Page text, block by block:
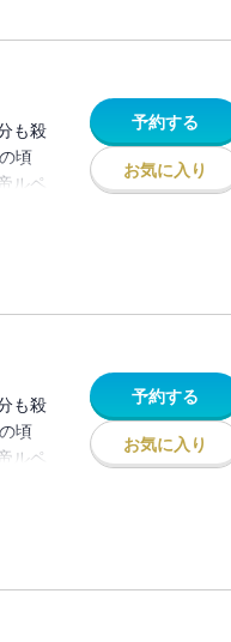
も殺
頃
ルペ
ルト
予約する
お気に入り
も殺
頃
ルペ
ルト
予約する
お気に入り